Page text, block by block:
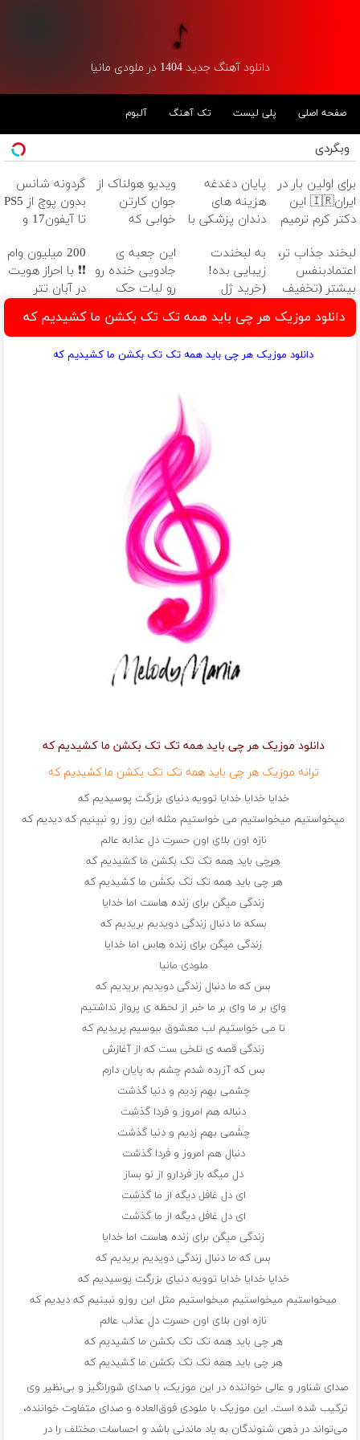
دانلود آهنگ جدید 1404 در ملودی مانیا
صفحه اصلی پلی لیست تک آهنگ آلبوم
وبگردی
برای اولین بار در
ایران🇮🇷 این
دکتر کرم ترمیم
ساخت!
پایان دغدغه
هزینه های
دندان پزشکی با
کننده خانگی
ویدیو هولناک از
جوان کارتن
خوابی که
آموزش رایگان
گردونه شانس
بدون پوچ از PS5
تا آیفون17 و
لبخند جذاب تر،
اعتمادبنفس
بیشتر (تخفیف
تا امشب)
به لبخندت
زیبایی بده!
(خرید ژل
دندان
با40%تخفیف)
این جعبه ی
جادویی خنده رو
رو لبات حک
خرید40%تخفیف
200 میلیون وام
❗❗ با احراز هویت
در آبان تتر
دانلود موزیک هر چی باید همه تک تک بکشن ما کشیدیم که
دانلود موزیک هر چی باید همه تک تک بکشن ما کشیدیم که
دانلود موزیک هر چی باید همه تک تک بکشن ما کشیدیم که
ترانه موزیک هر چی باید همه تک تک بکشن ما کشیدیم که
خدایا خدایا خدایا توویه دنیای بزرگت پوسیدیم که
میخواستیم میخواستیم می خواستیم مثله این روز رو نبینیم که دیدیم که
نازه اون بلای اون حسرت دل عذابه عالم
هرچی باید همه تک تک بکشن ما کشیدیم که
هر چی باید همه تک تک بکشن ما کشیدیم که
زندگی میگن برای زنده هاست اما خدایا
بسکه ما دنبال زندگی دویدیم بریدیم که
زندگی میگن برای زنده هاس اما خدایا
ملودی مانیا
بس که ما دنبال زندگی دویدیم بریدیم که
وای بر ما وای بر ما خبر از لحظه ی پرواز نداشتیم
تا می خواستیم لب معشوق ببوسیم پریدیم که
زندگی قصه ی تلخی ست که از آغازش
بس که آزرده شدم چشم به پایان دارم
چشمی بهم زدیم و دنیا گذشت
دنباله هم امروز و فردا گذشت
چشمی بهم زدیم و دنیا گذشت
دنبال هم امروز و فردا گذشت
دل میگه باز فردارو از نو بساز
ای دل غافل دیگه از ما گذشت
ای دل غافل دیگه از ما گذشت
زندگی میگن برای زنده هاست اما خدایا
بس که ما دنبال زندگی دویدیم بریدیم که
خدایا خدایا خدایا توویه دنیای بزرگت پوسیدیم که
میخواستیم میخواستیم میخواستیم مثل این روزو نبینیم که دیدیم که
نازه اون بلای اون حسرت دل عذاب عالم
هر چی باید همه تک تک بکشن ما کشیدیم که
هر چی باید همه تک تک بکشن ما کشیدیم که
صدای شناور و عالی خواننده در این موزیک، با صدای شورانگیز و بی‌نظیر وی
ترکیب شده است. این موزیک با ملودی فوق‌العاده و صدای متفاوت خواننده،
می‌تواند در ذهن شنوندگان به یاد ماندنی باشد و احساسات مختلف را در